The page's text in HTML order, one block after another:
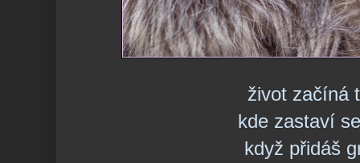
život začíná
kde zastaví
když přidáš